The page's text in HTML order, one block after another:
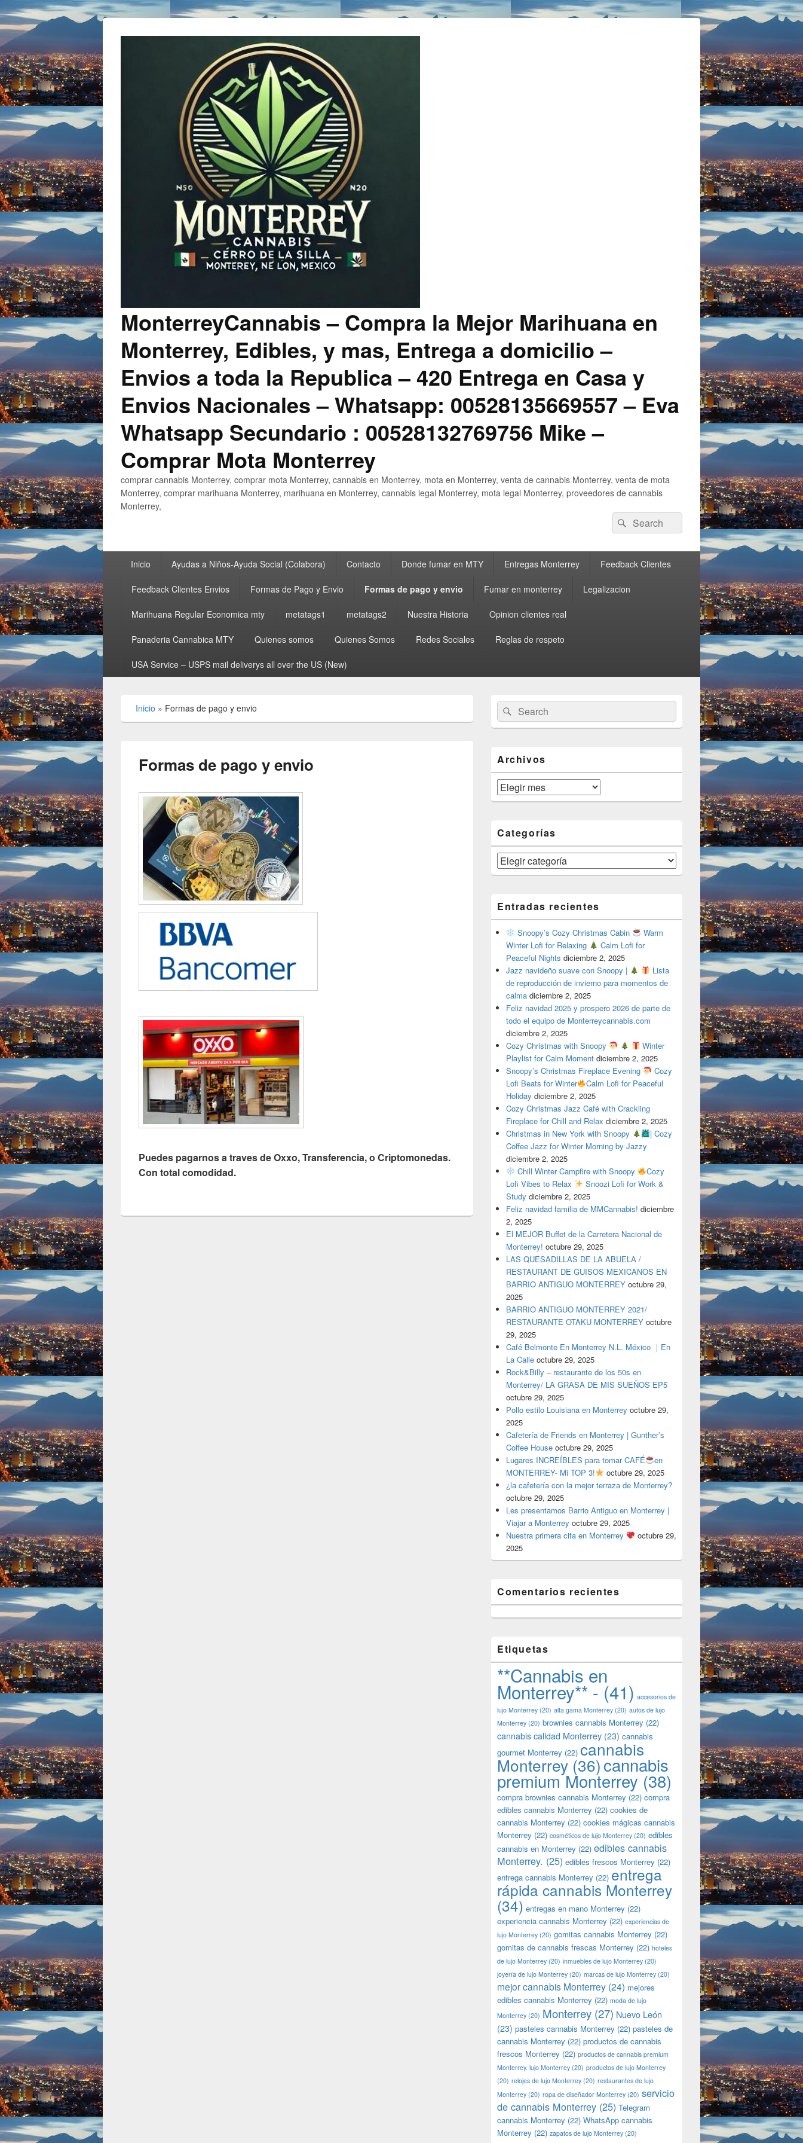
MonterreyCannabis – Compra la Mejor Marihuana en
Monterrey, Edibles, y mas, Entrega a domicilio –
Envios a toda la Republica – 420 Entrega en Casa y
Envios Nacionales – Whatsapp: 00528135669557 – Eva
Whatsapp Secundario : 00528132769756 Mike –
Comprar Mota Monterrey
comprar cannabis Monterrey, comprar mota Monterrey, cannabis en Monterrey, mota en Monterrey, venta de cannabis Monterrey, venta de mota
Monterrey, comprar marihuana Monterrey, marihuana en Monterrey, cannabis legal Monterrey, mota legal Monterrey, proveedores de cannabis
Monterrey,
Search
for:
Search
Inicio Ayudas a Niños-Ayuda Social (Colabora) Contacto Donde fumar en MTY Entregas Monterrey Feedback Clientes
Feedback Clientes Envios Formas de Pago y Envio Formas de pago y envio Fumar en monterrey Legalizacion
Marihuana Regular Economica mty metatags1 metatags2 Nuestra Historia Opinion clientes real
Panaderia Cannabica MTY Quienes somos Quienes Somos Redes Sociales Reglas de respeto
USA Service – USPS mail deliverys all over the US (New)
Inicio » Formas de pago y envio
Formas de pago y envio
Puedes pagarnos a traves de Oxxo, Transferencia, o Criptomonedas.
Con total comodidad.
Primary
Sidebar
Widget
Area
Search
for:
Search
Archivos
Archivos
Categorías
Categorías
Entradas recientes
Snoopy’s Cozy Christmas Cabin
Warm
Winter Lofi for Relaxing
Calm Lofi for
Peaceful Nights diciembre 2, 2025
Jazz navideño suave con Snoopy |
Lista
de reproducción de invierno para momentos de
calma diciembre 2, 2025
Feliz navidad 2025 y prospero 2026 de parte de
todo el equipo de Monterreycannabis.com
diciembre 2, 2025
Cozy Christmas with Snoopy
Winter
Playlist for Calm Moment diciembre 2, 2025
Snoopy’s Christmas Fireplace Evening
Cozy
Lofi Beats for Winter
Calm Lofi for Peaceful
Holiday diciembre 2, 2025
Cozy Christmas Jazz Café with Crackling
Fireplace for Chill and Relax diciembre 2, 2025
Christmas in New York with Snoopy
| Cozy
Coffee Jazz for Winter Morning by Jazzy
diciembre 2, 2025
Chill Winter Campfire with Snoopy
Cozy
Lofi Vibes to Relax
Snoozi Lofi for Work &
Study diciembre 2, 2025
Feliz navidad familia de MMCannabis! diciembre
2, 2025
El MEJOR Buffet de la Carretera Nacional de
Monterrey! octubre 29, 2025
LAS QUESADILLAS DE LA ABUELA /
RESTAURANT DE GUISOS MEXICANOS EN
BARRIO ANTIGUO MONTERREY octubre 29,
2025
BARRIO ANTIGUO MONTERREY 2021/
RESTAURANTE OTAKU MONTERREY octubre
29, 2025
Café Belmonte En Monterrey N.L. México ｜En
La Calle octubre 29, 2025
Rock&Billy – restaurante de los 50s en
Monterrey/ LA GRASA DE MIS SUEÑOS EP5
octubre 29, 2025
Pollo estilo Louisiana en Monterrey octubre 29,
2025
Cafetería de Friends en Monterrey | Gunther’s
Coffee House octubre 29, 2025
Lugares INCREÍBLES para tomar CAFÉ
en
MONTERREY- Mi TOP 3!
octubre 29, 2025
¿la cafetería con la mejor terraza de Monterrey?
octubre 29, 2025
Les presentamos Barrio Antiguo en Monterrey |
Viajar a Monterrey octubre 29, 2025
Nuestra primera cita en Monterrey
octubre 29,
2025
Comentarios recientes
Etiquetas
**Cannabis en
Monterrey** - (41) accesorios de
lujo Monterrey (20) alta gama Monterrey (20) autos de lujo
Monterrey (20) brownies cannabis Monterrey (22)
cannabis calidad Monterrey (23) cannabis
gourmet Monterrey (22) cannabis
Monterrey (36)cannabis
premium Monterrey (38)
compra brownies cannabis Monterrey (22) compra
edibles cannabis Monterrey (22) cookies de
cannabis Monterrey (22) cookies mágicas cannabis
Monterrey (22) cosméticos de lujo Monterrey (20) edibles
cannabis en Monterrey (22) edibles cannabis
Monterrey. (25) edibles frescos Monterrey (22)
entrega cannabis Monterrey (22) entrega
rápida cannabis Monterrey
(34) entregas en mano Monterrey (22)
experiencia cannabis Monterrey (22) experiencias de
lujo Monterrey (20) gomitas cannabis Monterrey (22)
gomitas de cannabis frescas Monterrey (22) hoteles
de lujo Monterrey (20) inmuebles de lujo Monterrey (20)
joyería de lujo Monterrey (20) marcas de lujo Monterrey (20)
mejor cannabis Monterrey (24) mejores
edibles cannabis Monterrey (22) moda de lujo
Monterrey (20) Monterrey (27) Nuevo León
(23) pasteles cannabis Monterrey (22) pasteles de
cannabis Monterrey (22) productos de cannabis
frescos Monterrey (22) productos de cannabis premium
Monterrey. lujo Monterrey (20) productos de lujo Monterrey
(20) relojes de lujo Monterrey (20) restaurantes de lujo
Monterrey (20) ropa de diseñador Monterrey (20) servicio
de cannabis Monterrey (25) Telegram
cannabis Monterrey (22) WhatsApp cannabis
Monterrey (22) zapatos de lujo Monterrey (20)